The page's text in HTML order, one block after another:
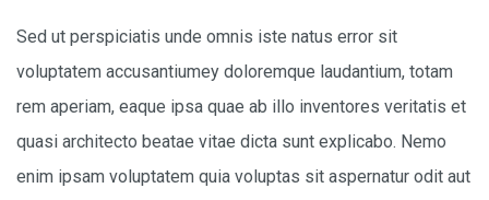
Sed ut perspiciatis unde omnis iste natus error sit
voluptatem accusantiumey doloremque laudantium, totam
rem aperiam, eaque ipsa quae ab illo inventores veritatis et
quasi architecto beatae vitae dicta sunt explicabo. Nemo
enim ipsam voluptatem quia voluptas sit aspernatur odit aut